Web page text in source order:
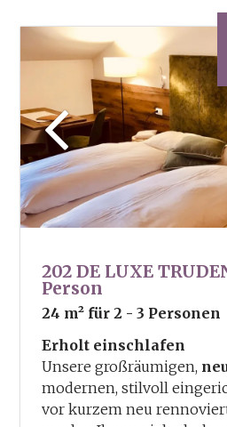
Wanderkarten und
202 DE LUXE
Person
24 m² für 2 - 3 Personen
Erholt einschlafen
Unsere großräumigen,
modernen, stilvoll
vor kurzem neu